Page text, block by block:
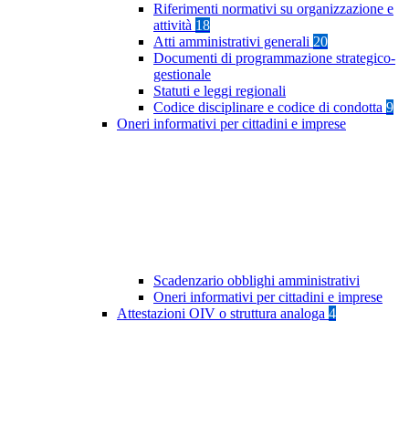
Riferimenti normativi su organizzazione e
attività 18
Atti amministrativi generali 20
Documenti di programmazione strategico-
gestionale
Statuti e leggi regionali
Codice disciplinare e codice di condotta 9
Oneri informativi per cittadini e imprese
Scadenzario obblighi amministrativi
Oneri informativi per cittadini e imprese
Attestazioni OIV o struttura analoga 4